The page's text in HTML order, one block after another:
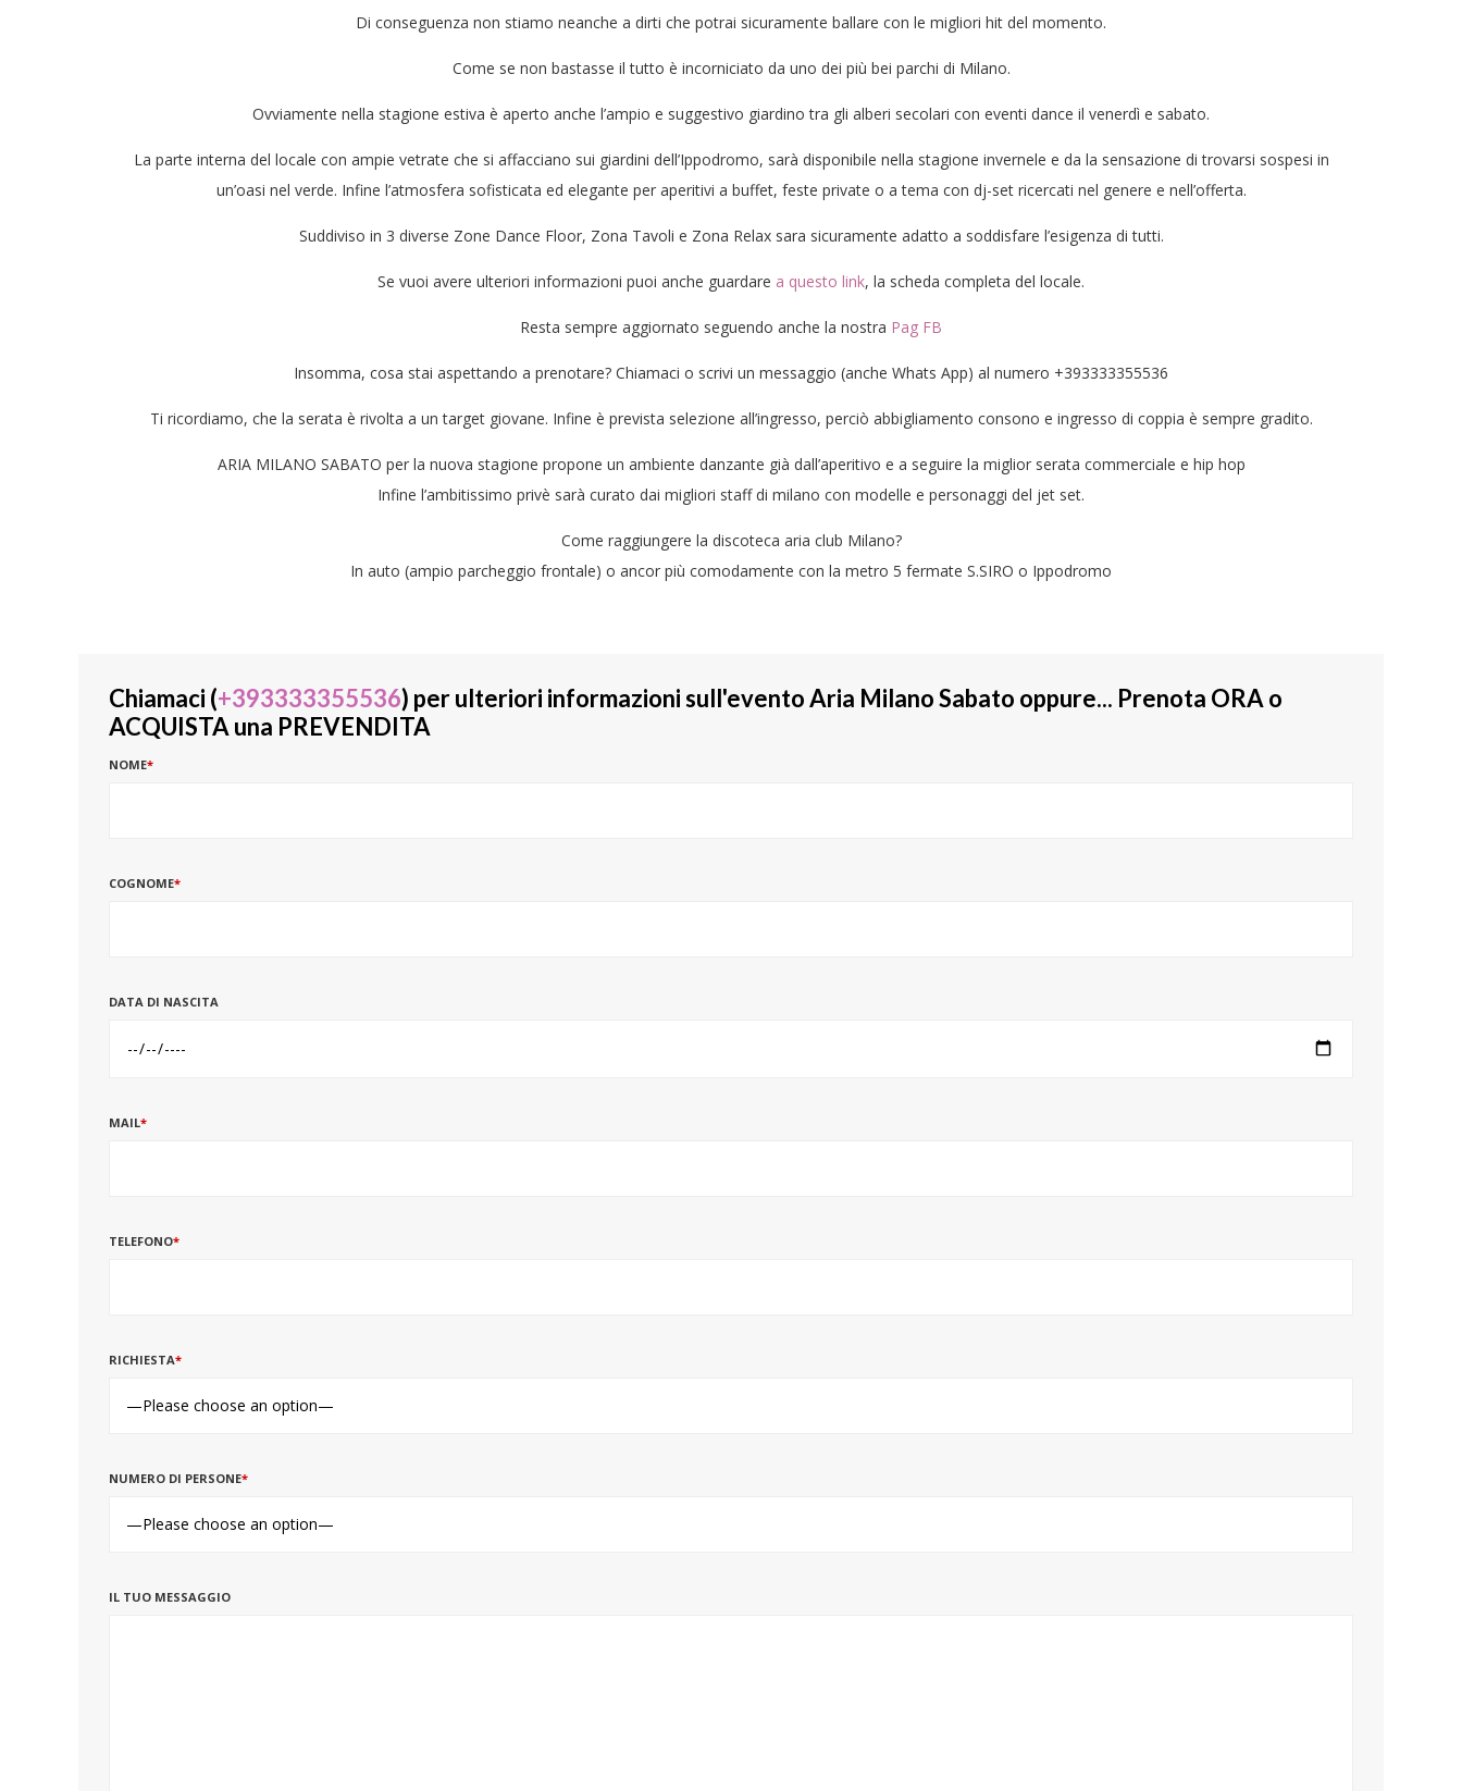
Di conseguenza non stiamo neanche a dirti che potrai sicuramente ballare con le migliori hit del momento.
Come se non bastasse il tutto è incorniciato da uno dei più bei parchi di Milano.
Ovviamente nella stagione estiva è aperto anche l’ampio e suggestivo giardino tra gli alberi secolari con eventi dance il venerdì e sabato.
La parte interna del locale con ampie vetrate che si affacciano sui giardini dell’Ippodromo, sarà disponibile nella stagione invernele e da la sensazione di trovarsi sospesi in
un’oasi nel verde. Infine l’atmosfera sofisticata ed elegante per aperitivi a buffet, feste private o a tema con dj-set ricercati nel genere e nell’offerta.
Suddiviso in 3 diverse Zone Dance Floor, Zona Tavoli e Zona Relax sara sicuramente adatto a soddisfare l’esigenza di tutti.
Se vuoi avere ulteriori informazioni puoi anche guardare a questo link, la scheda completa del locale.
Resta sempre aggiornato seguendo anche la nostra Pag FB
Insomma, cosa stai aspettando a prenotare? Chiamaci o scrivi un messaggio (anche Whats App) al numero +393333355536
Ti ricordiamo, che la serata è rivolta a un target giovane. Infine è prevista selezione all’ingresso, perciò abbigliamento consono e ingresso di coppia è sempre gradito.
ARIA MILANO SABATO per la nuova stagione propone un ambiente danzante già dall’aperitivo e a seguire la miglior serata commerciale e hip hop
Infine l’ambitissimo privè sarà curato dai migliori staff di milano con modelle e personaggi del jet set.
Come raggiungere la discoteca aria club Milano?
In auto (ampio parcheggio frontale) o ancor più comodamente con la metro 5 fermate S.SIRO o Ippodromo
Chiamaci (+393333355536) per ulteriori informazioni sull'evento Aria Milano Sabato oppure... Prenota ORA o
ACQUISTA una PREVENDITA
NOME*
COGNOME*
DATA DI NASCITA
MAIL*
TELEFONO*
RICHIESTA*
NUMERO DI PERSONE*
IL TUO MESSAGGIO